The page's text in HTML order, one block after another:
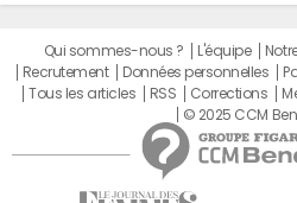
Qui sommes-nous ? L'équipe
Recrutement
Données personnelles
Tous les articles
RSS Corrections
© 2025 CCM